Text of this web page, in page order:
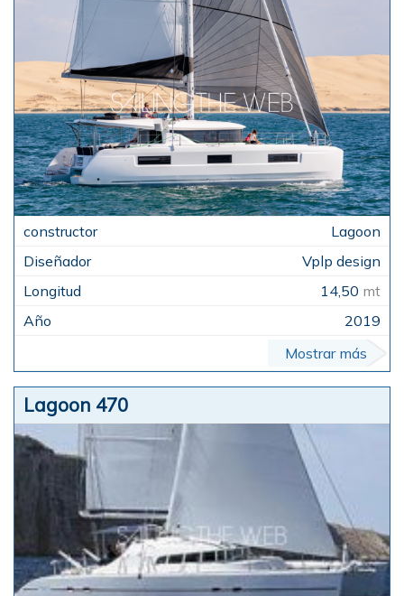
Lagoon
Vplp design
14,50 mt
2019
Mostrar más
Lagoon 470